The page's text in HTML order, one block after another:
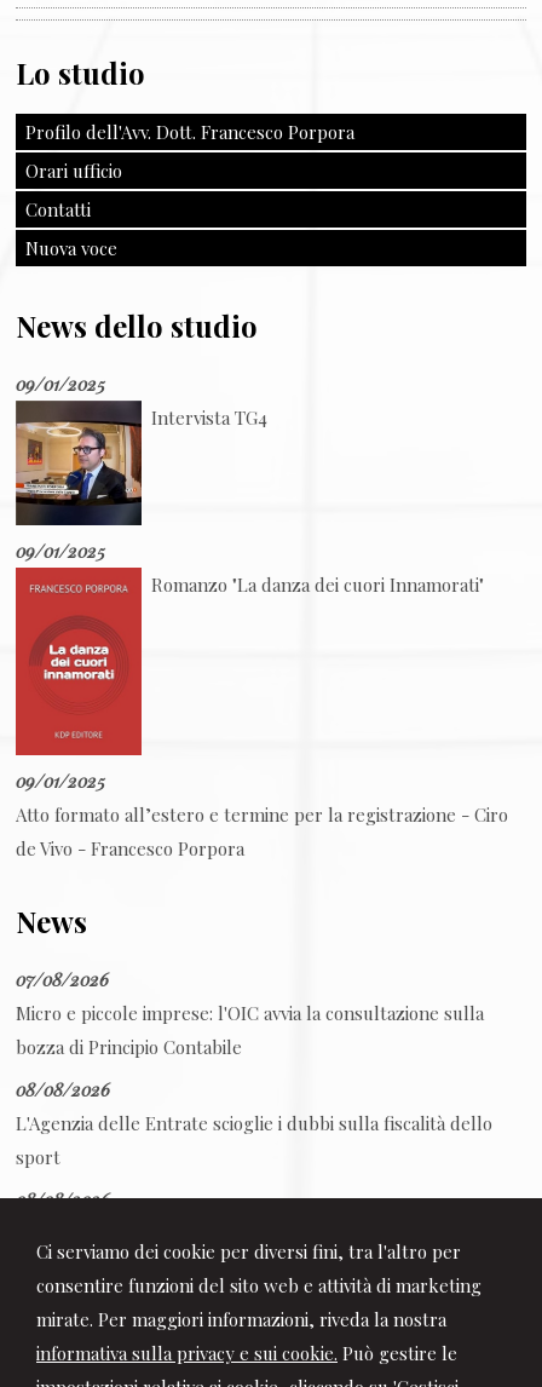
Ci serviamo dei cookie per diversi fini, tra l'altro per
consentire funzioni del sito web e attività di marketing
mirate. Per maggiori informazioni, riveda la nostra
informativa sulla privacy e sui cookie. Può gestire le
Lo studio
Profilo dell'Avv. Dott. Francesco Porpora
Orari ufficio
Contatti
Nuova voce
News dello studio
09/01/2025
Intervista TG4
09/01/2025
Romanzo "La danza dei cuori Innamorati"
09/01/2025
Atto formato all’estero e termine per la registrazione - Ciro
de Vivo - Francesco Porpora
News
07/08/2026
Micro e piccole imprese: l'OIC avvia la consultazione sulla
bozza di Principio Contabile
08/08/2026
L'Agenzia delle Entrate scioglie i dubbi sulla fiscalità dello
sport
08/08/2026